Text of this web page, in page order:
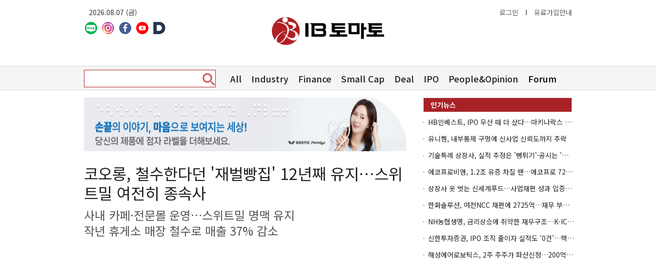
2026.08.07 (금) 로그인 I 유료가입안내
All Industry Finance Small Cap Deal IPO People&Opinion Forum
코오롱, 철수한다던 '재벌빵집' 12년째 유지…스위
트밀 여전히 종속사
사내 카페·전문몰 운영…스위트밀 명맥 유지
작년 휴게소 매장 철수로 매출 37% 감소
HB인베스트, IPO 무산 때 더 샀다…마키나락스 투자 2.7배 회수
유니켐, 내부통제 구멍에 신사업 신뢰도까지 추락
기술특례 상장사, 실적 추정은 '뻥튀기'·공시는 '누락'
에코프로비엠, 1.2조 유증 차질 땐…에코프로 7270억 '독박'
상장사 옷 벗는 신세계푸드…사업재편 성과 입증할까
한화솔루션, 여천NCC 재편에 2725억…재무 부담 커지나
NH농협생명, 금리상승에 취약한 재무구조…K-ICS 변동성 '주의보'
신한투자증권, IPO 조직 줄이자 실적도 '0건'…핵심 인력까지 이탈
해성에어로보틱스, 2주 주주가 파산신청…200억 CB 분쟁 확산